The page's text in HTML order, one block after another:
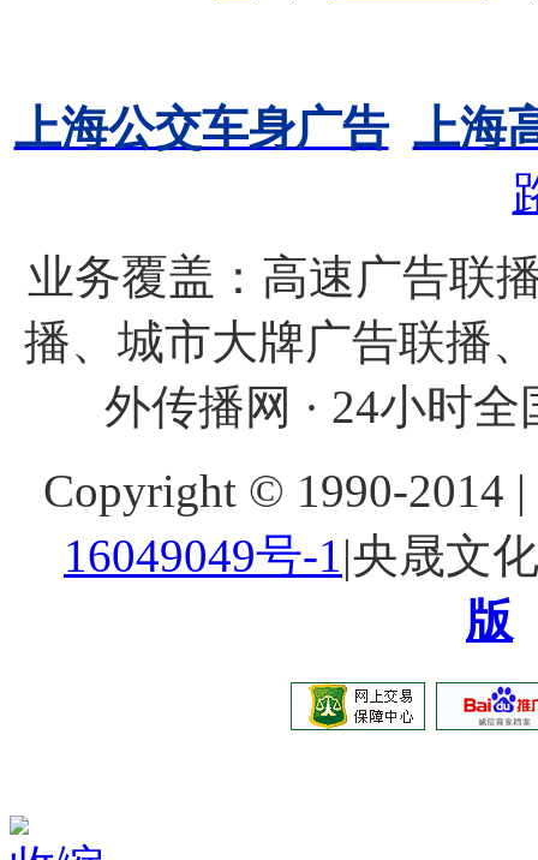
上海公交车身广告 上海
业务覆盖：高速广告联
播、城市大牌广告联播
外传播网 · 24小时
Copyright © 1990-2014
16049049号-1|央晟文
版